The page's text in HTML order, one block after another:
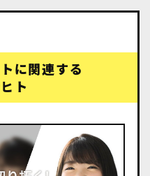
に関連する
ト